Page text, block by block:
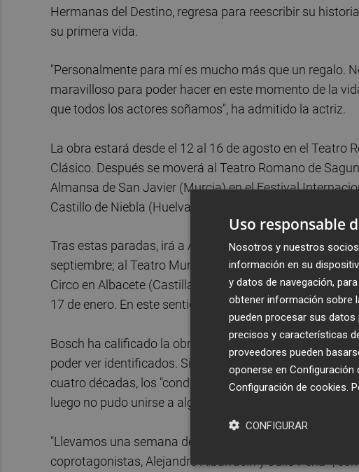
Hermanas del Destino, regresa para reescribir su
su primera vida.
"Personalmente para mí es mucho más que un regalo.
maravilloso para poder hacer en este momento de la
que todos los actores soñamos", ha admitido la actriz.
La obra estará desde el 12 al 16 de agosto en el Teatro
Clásico. Después se moverá al Teatro Romano de
Almansa de San Javier (Murcia) en el Festival
Castillo de Niebla (Huelva) en el Festival de Teatro y
Tras estas paradas, irá a Almuñecar (Granada) en el
septiembre; al Teatro Municipal Maestro Álvarez
Circo en Albacete (Castilla-La Mancha) el 2 de octubre;
17 de enero. En este sentido, José María del Castillo
Bosch ha calificado la obra como "un regalo" con
poder ver identificados. Si bien ha hecho hincapié en
cuatro décadas, los "condicionamientos" de su vida
luego no pudo unirse a algún proyecto "maravilloso" que
"Llevamos una semana de ensayos y estoy fascinada.
coprotagonistas, Alejandro Albarracín y Julio Peña--,
Uso responsable
Nosotros y nuestros
información en su
y datos de navegación,
obtener información sobre
pueden procesar sus
precisos y características
proveedores pueden
oponerse en Configuración
Configuración de cookies
CONFIGURAR